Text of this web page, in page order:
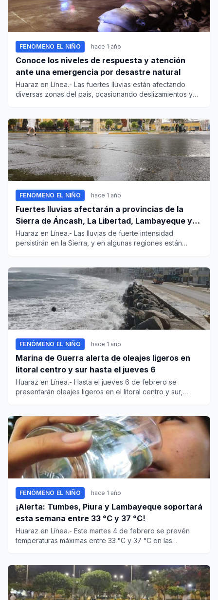
FENÓMENO EL NIÑO hace 1 año
Conoce los niveles de respuesta y atención
ante una emergencia por desastre natural
Huaraz en Línea.- Las fuertes lluvias están afectando
diversas zonas del país, ocasionando deslizamientos y
FENÓMENO EL NIÑO hace 1 año
Fuertes lluvias afectarán a provincias de la
Sierra de Áncash, La Libertad, Lambayeque y
otras regiones
Huaraz en Línea.- Las lluvias de fuerte intensidad
persistirán en la Sierra, y en algunas regiones están
FENÓMENO EL NIÑO hace 1 año
Marina de Guerra alerta de oleajes ligeros en
litoral centro y sur hasta el jueves 6
Huaraz en Línea.- Hasta el jueves 6 de febrero se
presentarán oleajes ligeros en el litoral centro y sur,
FENÓMENO EL NIÑO hace 1 año
¡Alerta: Tumbes, Piura y Lambayeque soportará
esta semana entre 33 °C y 37 °C!
Huaraz en Línea.- Este martes 4 de febrero se prevén
temperaturas máximas entre 33 °C y 37 °C en las